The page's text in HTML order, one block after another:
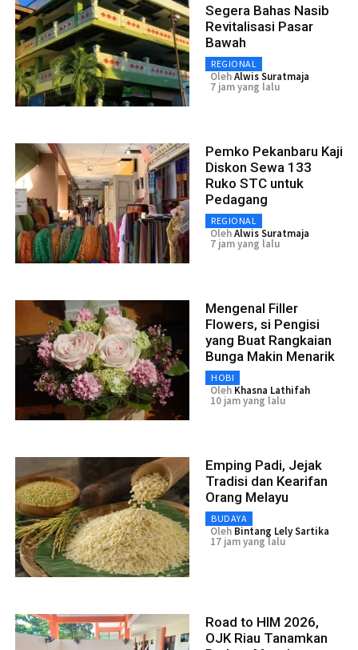
Segera Bahas Nasib
Revitalisasi Pasar
Bawah
REGIONAL
OlehAlwis Suratmaja
7 jam yang lalu
Pemko Pekanbaru Kaji
Diskon Sewa 133
Ruko STC untuk
Pedagang
REGIONAL
OlehAlwis Suratmaja
7 jam yang lalu
Mengenal Filler
Flowers, si Pengisi
yang Buat Rangkaian
Bunga Makin Menarik
HOBI
Oleh Khasna Lathifah
10 jam yang lalu
Emping Padi, Jejak
Tradisi dan Kearifan
Orang Melayu
BUDAYA
Oleh Bintang Lely Sartika
17 jam yang lalu
Road to HIM 2026,
OJK Riau Tanamkan